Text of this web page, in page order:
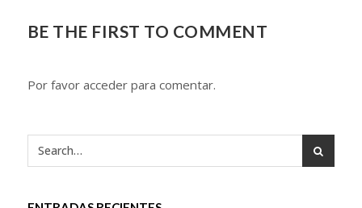
BE THE FIRST TO COMMENT
Por favor acceder para comentar.